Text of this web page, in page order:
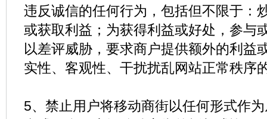
违反诚信的任何行为，包括但不限于：
或获取利益；为获得利益或好处，参与
以差评威胁，要求商户提供额外的利益
实性、客观性、干扰扰乱网站正常秩序
5、禁止用户将移动商街以任何形式作